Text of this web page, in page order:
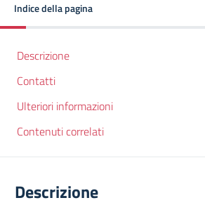
Indice della pagina
Descrizione
Contatti
Ulteriori informazioni
Contenuti correlati
Descrizione